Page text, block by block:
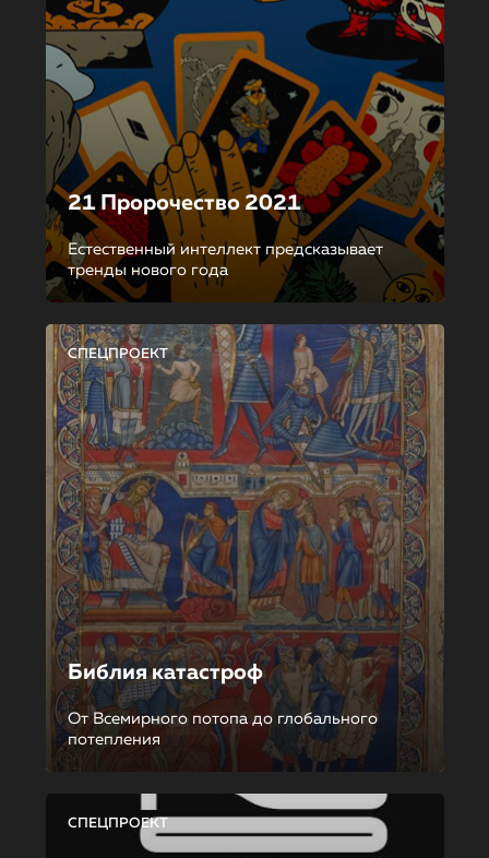
21 Пророчество 2021
Естественный интеллект предсказывает
тренды нового года
СПЕЦПРОЕКТ
Библия катастроф
От Всемирного потопа до глобального
потепления
СПЕЦПРОЕКТ